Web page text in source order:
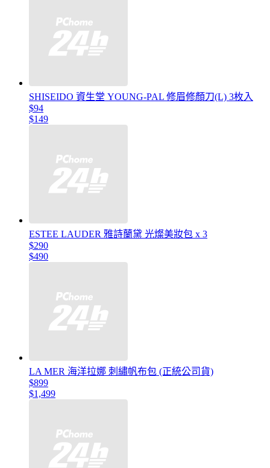
SHISEIDO 資生堂 YOUNG-PAL 修眉修顏刀(L) 3枚入
$94
$149
ESTEE LAUDER 雅詩蘭黛 光燦美妝包 x 3
$290
$490
LA MER 海洋拉娜 刺繡帆布包 (正統公司貨)
$899
$1,499